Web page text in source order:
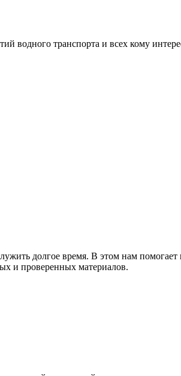
водного транспорта и всех кому
долгое время. В этом нам помогает
и проверенных материалов.